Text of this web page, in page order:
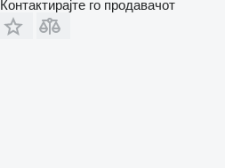
Контактирајте го продавачот